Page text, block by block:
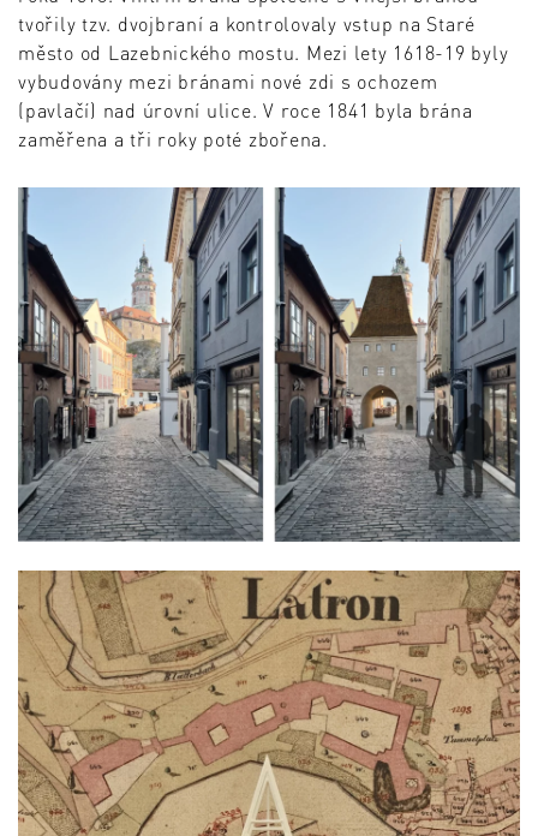
tvořily tzv. dvojbraní a kontrolovaly vstup na Staré
město od Lazebnického mostu. Mezi lety 1618-19 byly
vybudovány mezi bránami nové zdi s ochozem
(pavlačí) nad úrovní ulice. V roce 1841 byla brána
zaměřena a tři roky poté zbořena.